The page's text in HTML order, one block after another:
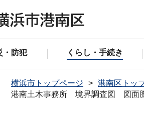
・防犯 くらし・手続き
横浜市トップページ 港南区トッ
港南土木事務所 境界調査図 図面